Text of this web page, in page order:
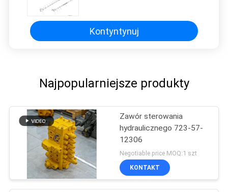
główny zawór sterujący Części do
maszyn budowlanych Rynek
wtórny Wysokiej jakości oryginał
Kontyntynuj
Najpopularniejsze produkty
Zawór sterowania
hydraulicznego 723-57-
12306
Negotiable price MOQ:1 szt
KONTAKT